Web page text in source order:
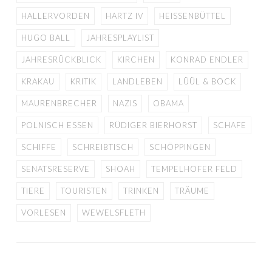
HALLERVORDEN HARTZ IV HEISSENBÜTTEL
HUGO BALL JAHRESPLAYLIST
JAHRESRÜCKBLICK KIRCHEN KONRAD ENDLER
KRAKAU KRITIK LANDLEBEN LÜÜL & BOCK
MAURENBRECHER NAZIS OBAMA
POLNISCH ESSEN RÜDIGER BIERHORST SCHAFE
SCHIFFE SCHREIBTISCH SCHÖPPINGEN
SENATSRESERVE SHOAH TEMPELHOFER FELD
TIERE TOURISTEN TRINKEN TRÄUME
VORLESEN WEWELSFLETH